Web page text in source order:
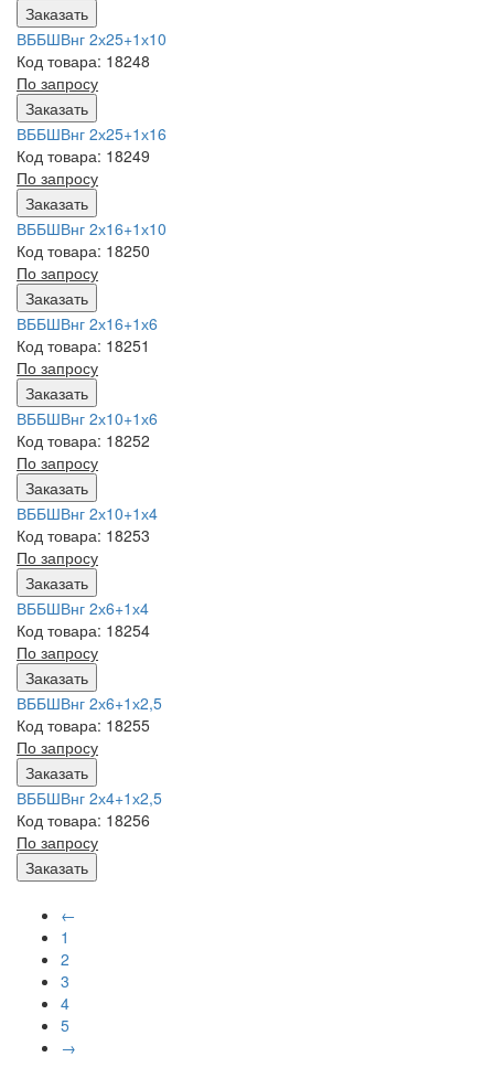
Заказать
ВББШВнг 2х25+1х10
Код товара: 18248
По запросу
Заказать
ВББШВнг 2х25+1х16
Код товара: 18249
По запросу
Заказать
ВББШВнг 2х16+1х10
Код товара: 18250
По запросу
Заказать
ВББШВнг 2х16+1х6
Код товара: 18251
По запросу
Заказать
ВББШВнг 2х10+1х6
Код товара: 18252
По запросу
Заказать
ВББШВнг 2х10+1х4
Код товара: 18253
По запросу
Заказать
ВББШВнг 2х6+1х4
Код товара: 18254
По запросу
Заказать
ВББШВнг 2х6+1х2,5
Код товара: 18255
По запросу
Заказать
ВББШВнг 2х4+1х2,5
Код товара: 18256
По запросу
Заказать
←
1
2
3
4
5
→